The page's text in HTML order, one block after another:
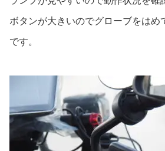
ボタンが大きいのでグローブをはめ
です。